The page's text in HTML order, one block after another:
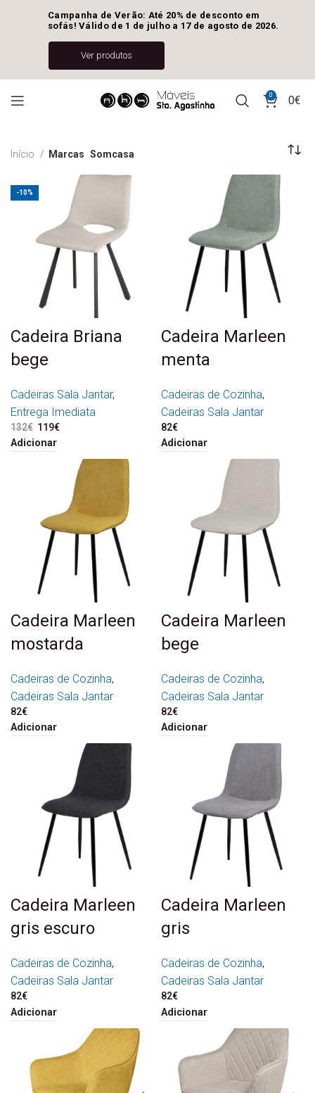
0 0€
Início Marcas Somcasa
-10%
Cadeira Briana
bege
Cadeiras Sala Jantar,
Entrega Imediata
132€ O preço original era:
132€.
119€
Adicionar
Cadeira Marleen
menta
Cadeiras de Cozinha,
Cadeiras Sala Jantar
82€
Adicionar
Cadeira Marleen
mostarda
Cadeiras de Cozinha,
Cadeiras Sala Jantar
82€
Adicionar
Cadeira Marleen
bege
Cadeiras de Cozinha,
Cadeiras Sala Jantar
82€
Adicionar
Cadeira Marleen
gris escuro
Cadeiras de Cozinha,
Cadeiras Sala Jantar
82€
Adicionar
Cadeira Marleen
gris
Cadeiras de Cozinha,
Cadeiras Sala Jantar
82€
Adicionar
Campanha de Verão: Até 20% de desconto em
sofás! Válido de 1 de julho a 17 de agosto de 2026.
Ver produtos